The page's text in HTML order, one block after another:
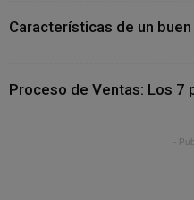
Características de un
Proceso de Ventas: Los 7
-